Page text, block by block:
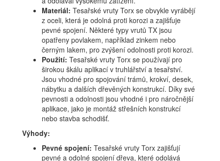
Materiál: Tesařské vruty Torx se obvykle vyrábějí
z oceli, která je odolná proti korozi a zajišťuje
pevné spojení. Některé typy vrutů TX jsou
opatřeny povlakem, například zinkem nebo
černým lakem, pro zvýšení odolnosti proti korozi.
Použití: Tesařské vruty Torx se používají pro
širokou škálu aplikací v truhlářství a tesařství.
Jsou vhodné pro spojování trámů, krokví, desek,
nábytku a dalších dřevěných konstrukcí. Díky své
pevnosti a odolnosti jsou vhodné i pro náročnější
aplikace, jako je montáž střešních konstrukcí
nebo stavba schodišť.
Výhody:
Pevné spojení: Tesařské vruty Torx zajišťují
pevné a odolné spojení dřeva, které odolává